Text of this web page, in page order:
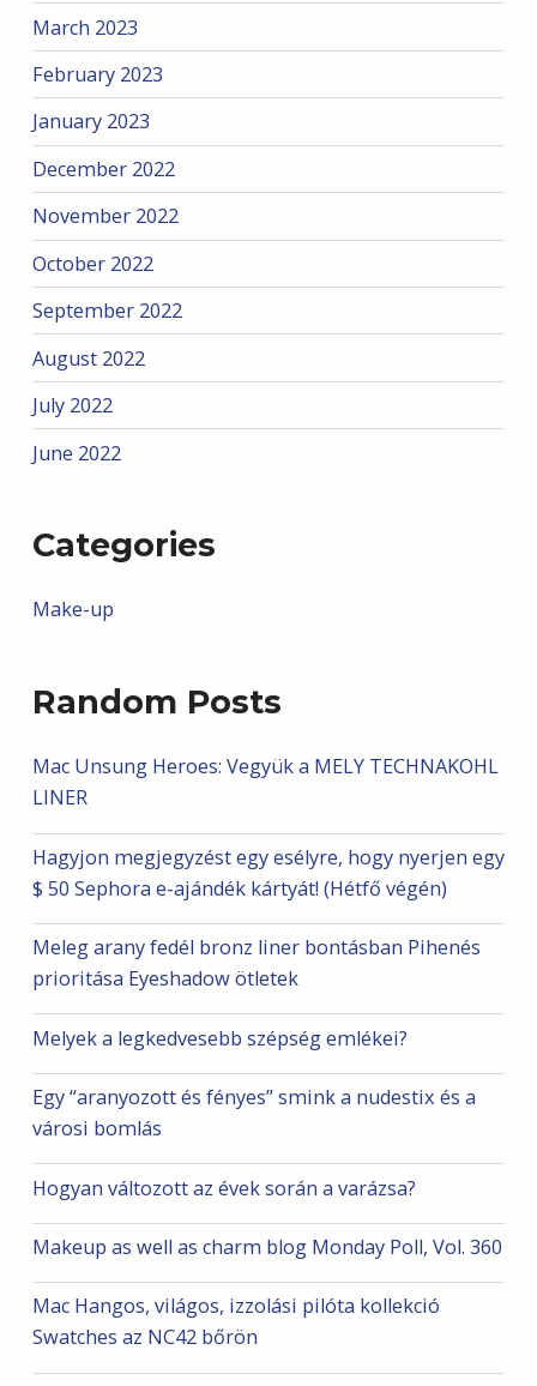
March 2023
February 2023
January 2023
December 2022
November 2022
October 2022
September 2022
August 2022
July 2022
June 2022
Categories
Make-up
Random Posts
Mac Unsung Heroes: Vegyük a MELY TECHNAKOHL
LINER
Hagyjon megjegyzést egy esélyre, hogy nyerjen egy
$ 50 Sephora e-ajándék kártyát! (Hétfő végén)
Meleg arany fedél bronz liner bontásban Pihenés
prioritása Eyeshadow ötletek
Melyek a legkedvesebb szépség emlékei?
Egy “aranyozott és fényes” smink a nudestix és a
városi bomlás
Hogyan változott az évek során a varázsa?
Makeup as well as charm blog Monday Poll, Vol. 360
Mac Hangos, világos, izzolási pilóta kollekció
Swatches az NC42 bőrön